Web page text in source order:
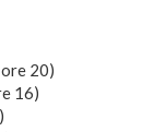
20)
16)